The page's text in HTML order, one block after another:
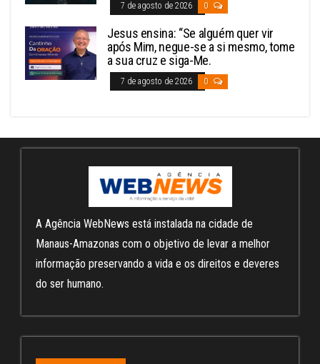
7 de agosto de 2026 0
Jesus ensina: “Se alguém quer vir
após Mim, negue-se a si mesmo, tome
a sua cruz e siga-Me.
7 de agosto de 2026 0
A Agência WebNews está instalada na cidade de
Manaus-Amazonas com o objetivo de levar a melhor
informação preservando a vida e os direitos e deveres
do ser humano.